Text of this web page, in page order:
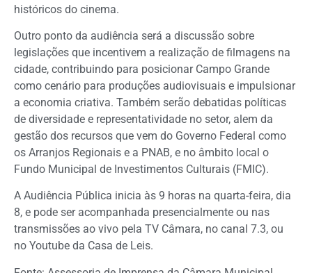
históricos do cinema.
Outro ponto da audiência será a discussão sobre
legislações que incentivem a realização de filmagens na
cidade, contribuindo para posicionar Campo Grande
como cenário para produções audiovisuais e impulsionar
a economia criativa. Também serão debatidas políticas
de diversidade e representatividade no setor, alem da
gestão dos recursos que vem do Governo Federal como
os Arranjos Regionais e a PNAB, e no âmbito local o
Fundo Municipal de Investimentos Culturais (FMIC).
A Audiência Pública inicia às 9 horas na quarta-feira, dia
8, e pode ser acompanhada presencialmente ou nas
transmissões ao vivo pela TV Câmara, no canal 7.3, ou
no Youtube da Casa de Leis.